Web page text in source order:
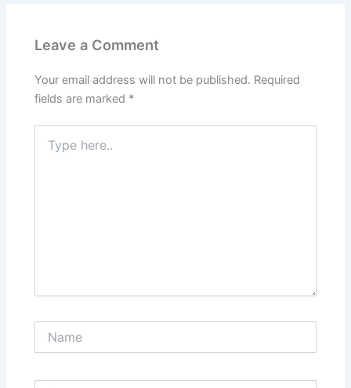
Leave a Comment
Your email address will not be published. Required
fields are marked *
here..